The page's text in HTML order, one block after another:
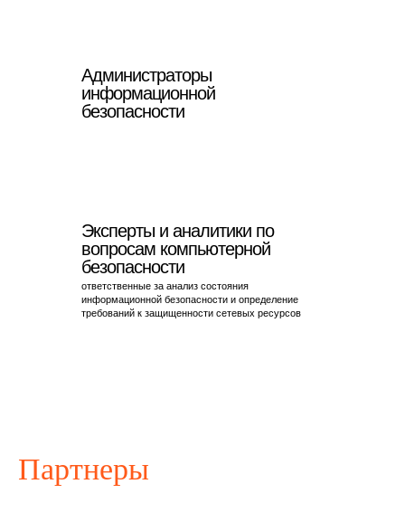
ответственные за анализ состояния
информационной безопасности и определение
требований к защищенности сетевых ресурсов
Эксперты и аналитики по
вопросам компьютерной
безопасности
Администраторы
информационной
безопасности
Партнеры